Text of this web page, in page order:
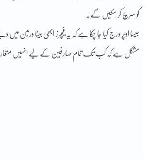
کو سرچ کر سکیں گے۔
جیسا اوپر درج کیا جا چکا ہے کہ یہ فیچرز ابھی بیٹا ورژن میں
مشکل ہے کہ کب تک تمام صارفین کے لیے انہیں متعارف